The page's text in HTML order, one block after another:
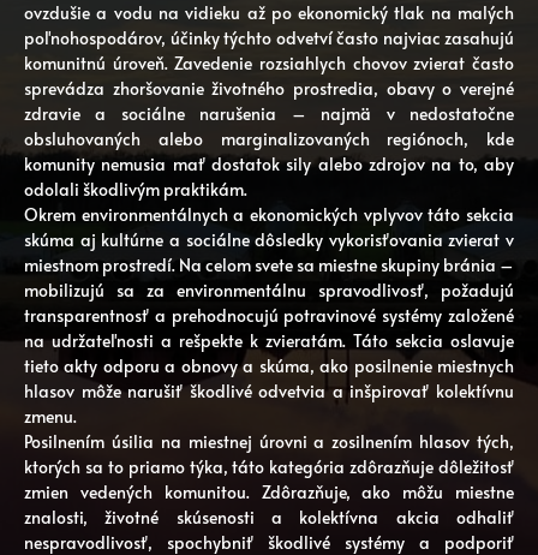
ovzdušie a vodu na vidieku až po ekonomický tlak na malých
poľnohospodárov, účinky týchto odvetví často najviac zasahujú
komunitnú úroveň. Zavedenie rozsiahlych chovov zvierat často
sprevádza zhoršovanie životného prostredia, obavy o verejné
zdravie a sociálne narušenia – najmä v nedostatočne
obsluhovaných alebo marginalizovaných regiónoch, kde
komunity nemusia mať dostatok sily alebo zdrojov na to, aby
odolali škodlivým praktikám.
Okrem environmentálnych a ekonomických vplyvov táto sekcia
skúma aj kultúrne a sociálne dôsledky vykorisťovania zvierat v
miestnom prostredí. Na celom svete sa miestne skupiny bránia –
mobilizujú sa za environmentálnu spravodlivosť, požadujú
transparentnosť a prehodnocujú potravinové systémy založené
na udržateľnosti a rešpekte k zvieratám. Táto sekcia oslavuje
tieto akty odporu a obnovy a skúma, ako posilnenie miestnych
hlasov môže narušiť škodlivé odvetvia a inšpirovať kolektívnu
zmenu.
Posilnením úsilia na miestnej úrovni a zosilnením hlasov tých,
ktorých sa to priamo týka, táto kategória zdôrazňuje dôležitosť
zmien vedených komunitou. Zdôrazňuje, ako môžu miestne
znalosti, životné skúsenosti a kolektívna akcia odhaliť
nespravodlivosť, spochybniť škodlivé systémy a podporiť